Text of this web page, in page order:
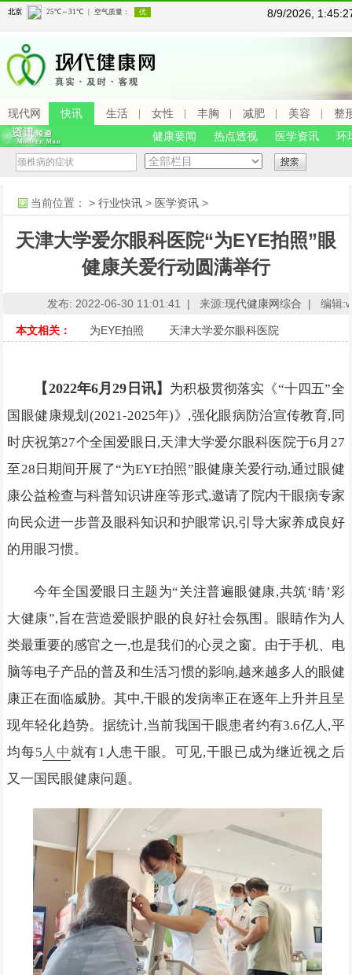
8/9/2026,
现代网 快讯 生活 女性 丰胸 减肥 美容
整
健康要闻
热点透视 医学资讯 环
当前位置： >行业快讯 > 医学资讯 >
天津大学爱尔眼科医院“为EYE拍照”眼
健康关爱行动圆满举行
发布: 2022-06-30 11:01:41 | 来源:现代健康网综合 | 编辑
本文相关： 为EYE拍照 天津大学爱尔眼科医院
【2022年6月29日讯】 为积极贯彻落实《“十四五”全
国眼健康规划(2021-2025年)》,强化眼病防治宣传教育,同
时庆祝第27个全国爱眼日,天津大学爱尔眼科医院于6月27
至28日期间开展了“为EYE拍照”眼健康关爱行动,通过眼健
康公益检查与科普知识讲座等形式,邀请了院内干眼病专家
向民众进一步普及眼科知识和护眼常识,引导大家养成良好
的用眼习惯。
今年全国爱眼日主题为“关注普遍眼健康,共筑‘睛’彩
大健康”,旨在营造爱眼护眼的良好社会氛围。眼睛作为人
类最重要的感官之一,也是我们的心灵之窗。由于手机、电
脑等电子产品的普及和生活习惯的影响,越来越多人的眼健
康正在面临威胁。其中,干眼的发病率正在逐年上升并且呈
现年轻化趋势。据统计,当前我国干眼患者约有3.6亿人,平
均每5 人中就有1人患干眼。可见,干眼已成为继近视之后
又一国民眼健康问题。